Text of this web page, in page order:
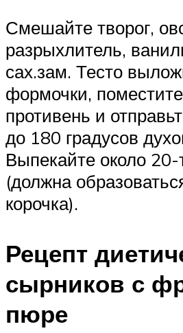
Смешайте творог,
разрыхлитель,
сах.зам. Тесто
формочки,
противень и
до 180 градусов
Выпекайте около
(должна
корочка).
Рецепт
сырников с
пюре